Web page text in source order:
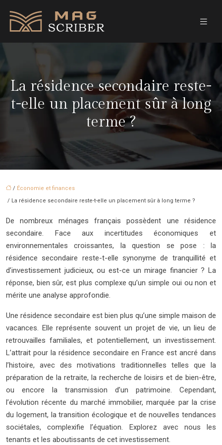
La résidence secondaire reste-
t-elle un placement sûr à long
terme ?
/ Économie et finances
/ La résidence secondaire reste-t-elle un placement sûr à long terme ?
De nombreux ménages français possèdent une résidence
secondaire. Face aux incertitudes économiques et
environnementales croissantes, la question se pose : la
résidence secondaire reste-t-elle synonyme de tranquillité et
d’investissement judicieux, ou est-ce un mirage financier ? La
réponse, bien sûr, est plus complexe qu’un simple oui ou non et
mérite une analyse approfondie.
Une résidence secondaire est bien plus qu’une simple maison de
vacances. Elle représente souvent un projet de vie, un lieu de
retrouvailles familiales, et potentiellement, un investissement.
L’attrait pour la résidence secondaire en France est ancré dans
l’histoire, avec des motivations traditionnelles telles que la
préparation de la retraite, la recherche de loisirs et de bien-être,
ou encore la transmission d’un patrimoine. Cependant,
l’évolution récente du marché immobilier, marquée par la crise
du logement, la transition écologique et de nouvelles tendances
sociétales, complexifie l’équation. Explorez avec nous les
tenants et les aboutissants de cet investissement.